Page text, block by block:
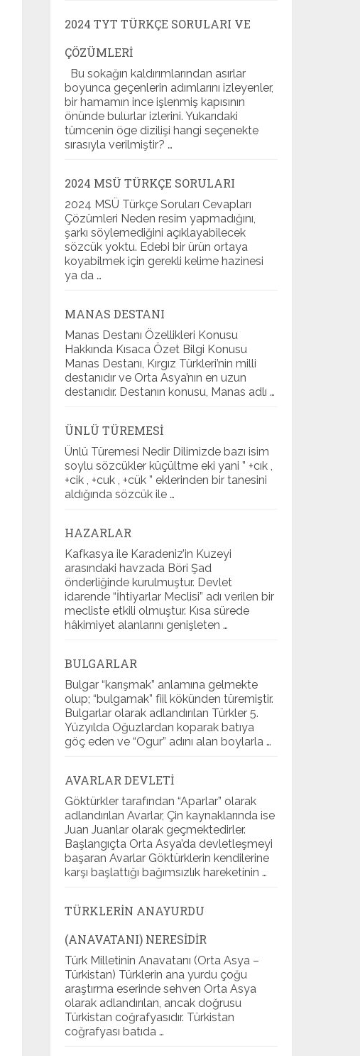
2024 TYT TÜRKÇE SORULARI VE
ÇÖZÜMLERI
Bu sokağın kaldırımlarından asırlar
boyunca geçenlerin adımlarını izleyenler,
bir hamamın ince işlenmiş kapısının
önünde bulurlar izlerini. Yukarıdaki
tümcenin öge dizilişi hangi seçenekte
sırasıyla verilmiştir? …
2024 MSÜ TÜRKÇE SORULARI
2024 MSÜ Türkçe Soruları Cevapları
Çözümleri Neden resim yapmadığını,
şarkı söylemediğini açıklayabilecek
sözcük yoktu. Edebi bir ürün ortaya
koyabilmek için gerekli kelime hazinesi
ya da …
MANAS DESTANI
Manas Destanı Özellikleri Konusu
Hakkında Kısaca Özet Bilgi Konusu
Manas Destanı, Kırgız Türkleri’nin milli
destanıdır ve Orta Asya’nın en uzun
destanıdır. Destanın konusu, Manas adlı …
ÜNLÜ TÜREMESI
Ünlü Türemesi Nedir Dilimizde bazı isim
soylu sözcükler küçültme eki yani ” +cık ,
+cik , +cuk , +cük ” eklerinden bir tanesini
aldığında sözcük ile …
HAZARLAR
Kafkasya ile Karadeniz’in Kuzeyi
arasındaki havzada Böri Şad
önderliğinde kurulmuştur. Devlet
idarende “İhtiyarlar Meclisi” adı verilen bir
mecliste etkili olmuştur. Kısa sürede
hâkimiyet alanlarını genişleten …
BULGARLAR
Bulgar “karışmak” anlamına gelmekte
olup; “bulgamak” fiil kökünden türemiştir.
Bulgarlar olarak adlandırılan Türkler 5.
Yüzyılda Oğuzlardan koparak batıya
göç eden ve “Ogur” adını alan boylarla …
AVARLAR DEVLETI
Göktürkler tarafından “Aparlar” olarak
adlandırılan Avarlar, Çin kaynaklarında ise
Juan Juanlar olarak geçmektedirler.
Başlangıçta Orta Asya’da devletleşmeyi
başaran Avarlar Göktürklerin kendilerine
karşı başlattığı bağımsızlık hareketinin …
TÜRKLERIN ANAYURDU
(ANAVATANI) NERESIDIR
Türk Milletinin Anavatanı (Orta Asya –
Türkistan) Türklerin ana yurdu çoğu
araştırma eserinde sehven Orta Asya
olarak adlandırılan, ancak doğrusu
Türkistan coğrafyasıdır. Türkistan
coğrafyası batıda …